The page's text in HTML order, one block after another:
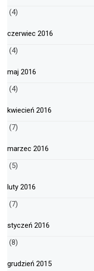
(4)
czerwiec 2016
(4)
maj 2016
(4)
kwiecień 2016
(7)
marzec 2016
(5)
luty 2016
(7)
styczeń 2016
(8)
grudzień 2015